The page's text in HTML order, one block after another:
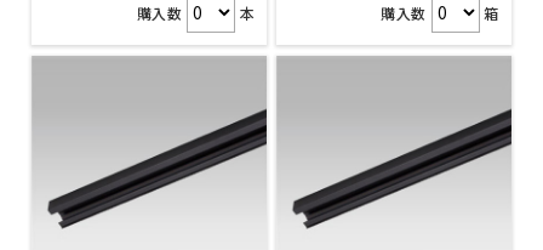
購入数 本 購入数 箱